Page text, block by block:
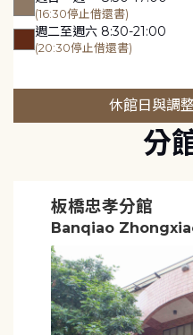
(16:30停止借還書)
週二至週六 8:30-21:00
(20:30停止借還書)
休館日與調
分
板橋忠孝分館
Banqiao